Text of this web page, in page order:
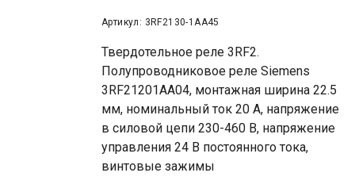
Артикул: 3RF2130-1AA45
Твердотельное реле 3RF2.
Полупроводниковое реле Siemens
3RF21201AA04, монтажная ширина 22.5
мм, номинальный ток 20 А, напряжение
в силовой цепи 230-460 В, напряжение
управления 24 В постоянного тока,
винтовые зажимы